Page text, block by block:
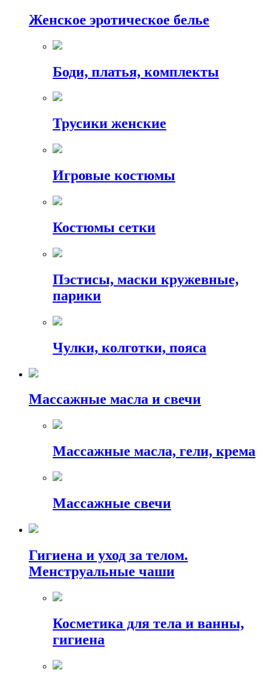
Женское эротическое белье
Боди, платья, комплекты
Трусики женские
Игровые костюмы
Костюмы сетки
Пэстисы, маски кружевные,
парики
Чулки, колготки, пояса
Массажные масла и свечи
Массажные масла, гели, крема
Массажные свечи
Гигиена и уход за телом.
Менструальные чаши
Косметика для тела и ванны,
гигиена